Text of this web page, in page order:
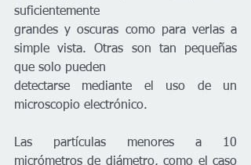
suficientemente
grandes y oscuras como para verlas a
simple vista. Otras son tan pequeñas
que solo pueden
detectarse mediante el uso de un
microscopio electrónico.
Las partículas menores a 10
micrómetros de diámetro, como el caso